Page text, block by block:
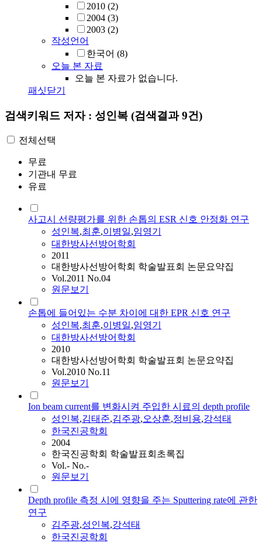
2010 (2)
2004 (3)
2003 (2)
작성언어
한국어 (8)
오늘 본 자료
오늘 본 자료가 없습니다.
패싯닫기
검색키워드 저자 : 성인복 (검색결과 9건)
전체선택
무료
기관내 무료
유료
사고시 선량평가를 위한 손톱의 ESR 신호 안정화 연구
성인복,최훈,이병일,임영기
대한방사선방어학회
2011
대한방사선방어학회 학술발표회 논문요약집
Vol.2011 No.04
원문보기
손톱에 들어있는 수분 차이에 대한 EPR 신호 연구
성인복,최훈,이병일,임영기
대한방사선방어학회
2010
대한방사선방어학회 학술발표회 논문요약집
Vol.2010 No.11
원문보기
Ion beam current를 변화시켜 주입한 시료의 depth profile
성인복,김태준,김주광,오상훈,정비용,강석태
한국진공학회
2004
한국진공학회 학술발표회초록집
Vol.- No.-
원문보기
Depth profile 측정 시에 영향을 주는 Sputtering rate에 관한
연구
김주광,성인복,강석태
한국진공학회